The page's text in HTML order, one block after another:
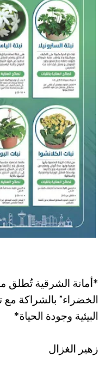
*أمانة الشرقية تُطلق
الخضراء” بالشراكة مع
البيئية وجودة الحياة*
زهير الغزال